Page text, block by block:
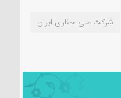
شرکت ملی حفاری ایران